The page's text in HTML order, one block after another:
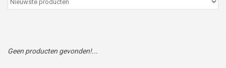
kaartjes
Geen producten gevonden!...